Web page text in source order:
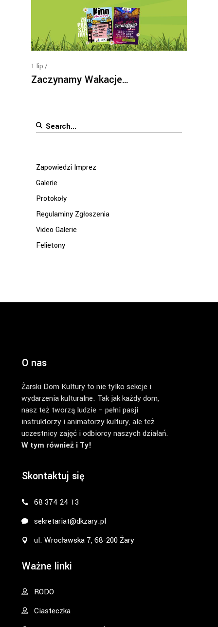
1 lip
Zaczynamy Wakacje…
Search
Zapowiedzi Imprez
Galerie
Protokoły
Regulaminy Zgłoszenia
Video Galerie
Felietony
O nas
Żarski Dom Kultury to nie tylko sekcje i
wydarzenia kulturalne. Tak jak każdy dom,
nasz też tworzą ludzie – pełni pasji
instruktorzy i animatorzy kultury, ale też
uczestnicy zajęć i odbiorcy naszych działań.
W tym również i Ty!
Skontaktuj się
68 374 24 13
sekretariat@dkzary.pl
ul. Wrocławska 7, 68-200 Żary
Ważne linki
RODO
Ciasteczka